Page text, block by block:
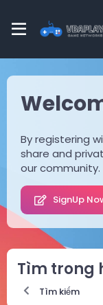
By registering
share and
our community.
SignUp
Tìm trong
Tìm kiếm